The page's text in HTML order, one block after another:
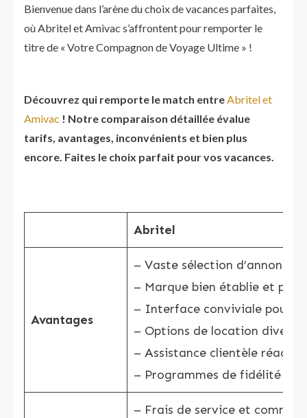
Bienvenue dans l’arène du choix de vacances parfaites,
où Abritel et Amivac s’affrontent pour remporter le
titre de « Votre Compagnon de Voyage Ultime » !
Découvrez qui remporte le match entreAbritel et
Amivac ! Notre comparaison détaillée évalue
tarifs, avantages, inconvénients et bien plus
encore. Faites le choix parfait pour vos vacances.
Abritel
Avantages
– Vaste sélection d’annonces
– Marque bien établie et
– Interface conviviale pour la
– Options de location
– Assistance clientèle
– Programmes de fidélité et
– Frais de service et